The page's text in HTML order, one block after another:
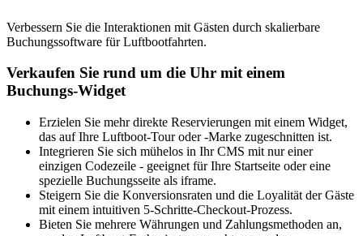
Verbessern Sie die Interaktionen mit Gästen durch skalierbare
Buchungssoftware für Luftbootfahrten.
Verkaufen Sie rund um die Uhr mit einem
Buchungs-Widget
Erzielen Sie mehr direkte Reservierungen mit einem Widget,
das auf Ihre Luftboot-Tour oder -Marke zugeschnitten ist.
Integrieren Sie sich mühelos in Ihr CMS mit nur einer
einzigen Codezeile - geeignet für Ihre Startseite oder eine
spezielle Buchungsseite als iframe.
Steigern Sie die Konversionsraten und die Loyalität der Gäste
mit einem intuitiven 5-Schritte-Checkout-Prozess.
Bieten Sie mehrere Währungen und Zahlungsmethoden an,